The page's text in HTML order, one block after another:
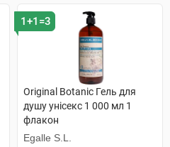
1+1=3
Original Botanic Гель для
душу унісекс 1 000 мл 1
флакон
Egalle S.L.